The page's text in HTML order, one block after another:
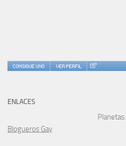
ENLACES
Planetas:
Blogueros Gay